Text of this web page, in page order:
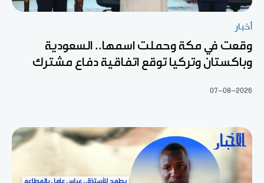
أخبار
وقعت في مكة وحملت اسمها.. السعودية
وباكستان وتركيا توقع اتفاقية دفاع مشترك
07-08-2026